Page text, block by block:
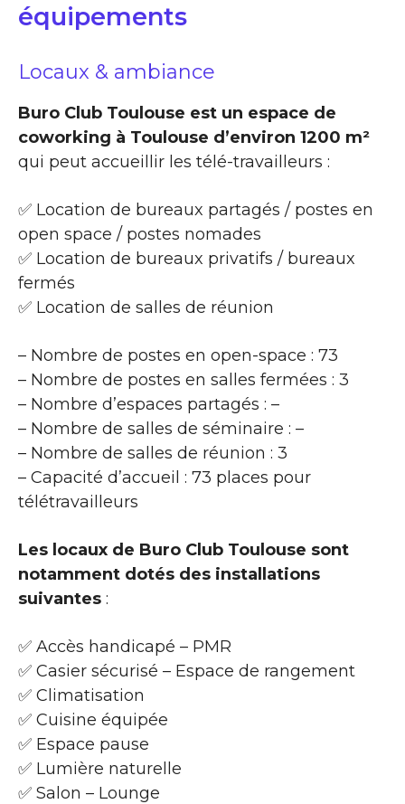
équipements
Locaux & ambiance
Buro Club Toulouse est un espace de
coworking à Toulouse d’environ 1200 m²
qui peut accueillir les télé-travailleurs :
✅ Location de bureaux partagés / postes en
open space / postes nomades
✅ Location de bureaux privatifs / bureaux
fermés
✅ Location de salles de réunion
– Nombre de postes en open-space : 73
– Nombre de postes en salles fermées : 3
– Nombre d’espaces partagés : –
– Nombre de salles de séminaire : –
– Nombre de salles de réunion : 3
– Capacité d’accueil : 73 places pour
télétravailleurs
Les locaux de Buro Club Toulouse sont
notamment dotés des installations
suivantes :
✅ Accès handicapé – PMR
✅ Casier sécurisé – Espace de rangement
✅ Climatisation
✅ Cuisine équipée
✅ Espace pause
✅ Lumière naturelle
✅ Salon – Lounge